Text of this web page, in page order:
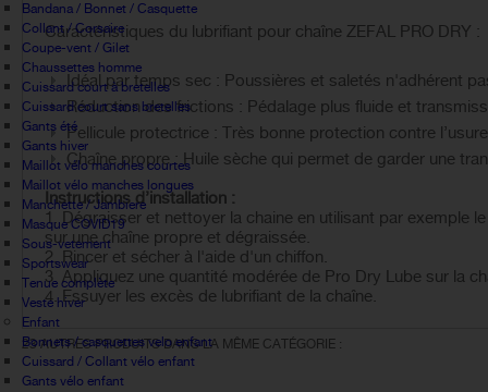
Bandana / Bonnet / Casquette
Collant / Corsaire
Coupe-vent / Gilet
Chaussettes homme
Cuissard court à bretelles
Cuissard court sans bretelles
Gants été
Gants hiver
Maillot vélo manches courtes
Maillot vélo manches longues
Manchette / Jambiere
Masque COVID19
Sous-vetement
Sportswear
Tenue complète
Veste hiver
Enfant
Bonnets / casquettes velo enfant
Cuissard / Collant vélo enfant
Gants vélo enfant
Caractéristiques du lubrifiant pour chaîne ZEFAL PRO DRY :
Idéal par temps sec : Poussières et saletés n'adhérent
Réduction des frictions : Pédalage plus fluide et
Pellicule protectrice : Très bonne protection contre
Chaîne propre : Huile sèche qui permet de garder une
Instructions d’installation :
1. Dégraisser et nettoyer la chaine en utilisant par exemple
sur une chaîne propre et dégraissée.
2. Rincer et sécher à l'aide d'un chiffon.
3. Appliquez une quantité modérée de Pro Dry Lube sur la
4. Essuyer les excès de lubrifiant de la chaîne.
23 AUTRES PRODUITS DANS LA MÊME CATÉGORIE :